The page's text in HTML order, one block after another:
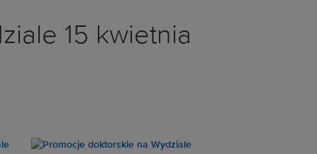
15 kwietnia